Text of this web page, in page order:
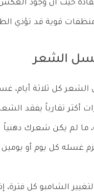
حيث أن وجود
قوية قد تؤذي
الشعر
الشعر كل ثلاثة أيام،
أكثر تقارباً يفقد
ما لم يكن شعرك دهنياً
غسله كل يوم أو يومين
الشامبو كل فترة،